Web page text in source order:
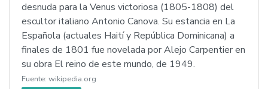
desnuda para la Venus victoriosa (1805-1808) del
escultor italiano Antonio Canova. Su estancia en La
Española (actuales Haití y República Dominicana) a
finales de 1801 fue novelada por Alejo Carpentier en
su obra El reino de este mundo, de 1949.
Fuente: wikipedia.org